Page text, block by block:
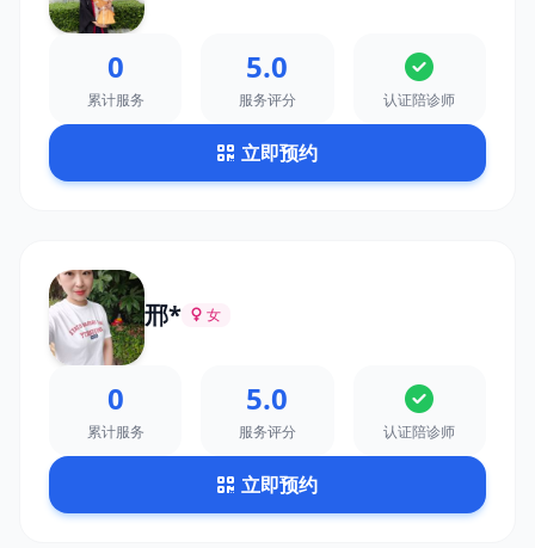
0
累计服务
5.0
服务评分 认证陪诊师
立即预约
邢* 女
0
累计服务
5.0
服务评分 认证陪诊师
立即预约